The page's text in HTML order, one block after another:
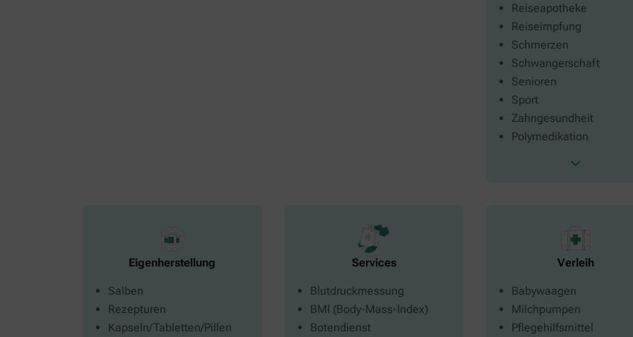
Reiseapotheke
Reiseimpfung
Schmerzen
Schwangerschaft
Senioren
Sport
Zahngesundheit
Polymedikation
Eigenherstellung
Salben
Rezepturen
Kapseln/Tabletten/Pillen
Services
Blutdruckmessung
BMI (Body-Mass-Index)
Botendienst
Verleih
Babywaagen
Milchpumpen
Pflegehilfsmittel